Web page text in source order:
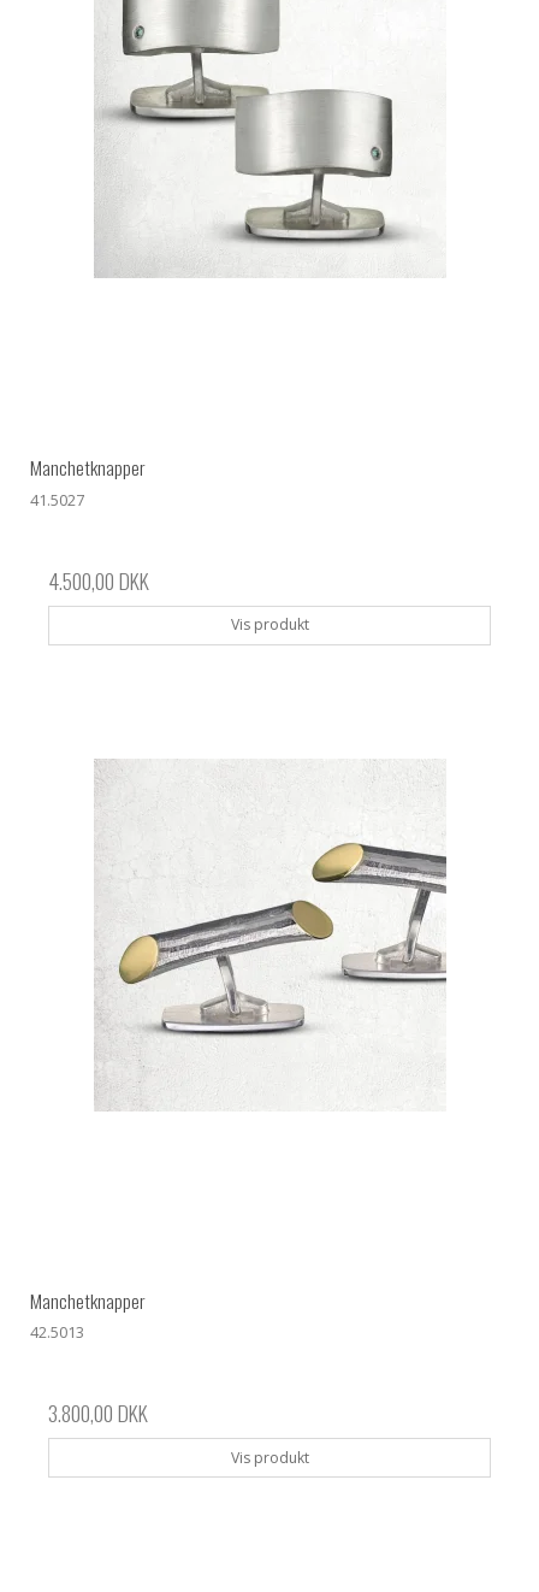
Manchetknapper
41.5027
4.500,00 DKK
Vis produkt
Manchetknapper
42.5013
3.800,00 DKK
Vis produkt